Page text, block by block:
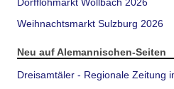
Weihnachtsmarkt Sulzburg 2026
Neu auf Alemannischen-Seiten
Dreisamtäler - Regionale Zeitung